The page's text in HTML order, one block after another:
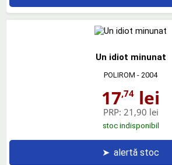
Un idiot minunat
POLIROM - 2004
17,74 lei
PRP: 21,90 lei
stoc indisponibil
➤ alertă stoc